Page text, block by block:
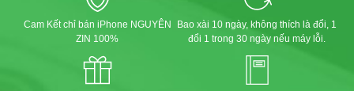
Cam Kết chỉ bán iPhone NGUYÊN
ZIN 100%
Bao xài 10 ngày, không thích là đổi, 1
đổi 1 trong 30 ngày nếu máy lỗi.